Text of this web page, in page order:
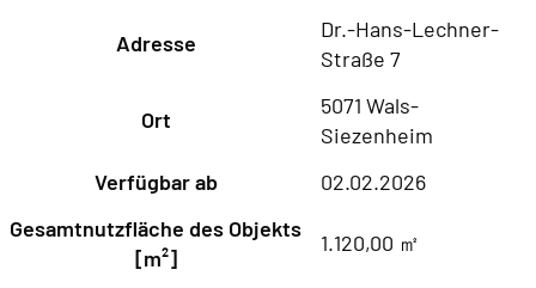
Adresse
Dr.-Hans-Lechner-
Straße 7
Ort
5071 Wals-
Siezenheim
Verfügbar ab
02.02.2026
Gesamtnutzfläche des Objekts
[m²]
1.120,00 ㎡